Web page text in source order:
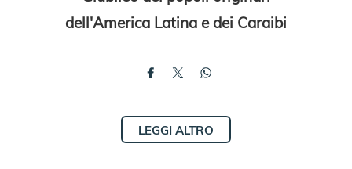
dell'America Latina e dei Caraibi
LEGGI ALTRO